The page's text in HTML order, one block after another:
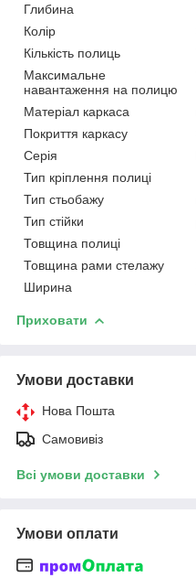
Глибина
Колір
Кількість полиць
Максимальне
навантаження на полицю
Матеріал каркаса
Покриття каркасу
Серія
Тип кріплення полиці
Тип стьобажу
Тип стійки
Товщина полиці
Товщина рами стелажу
Ширина
Приховати
Умови доставки
Нова Пошта
Самовивіз
Всі умови доставки
Умови оплати